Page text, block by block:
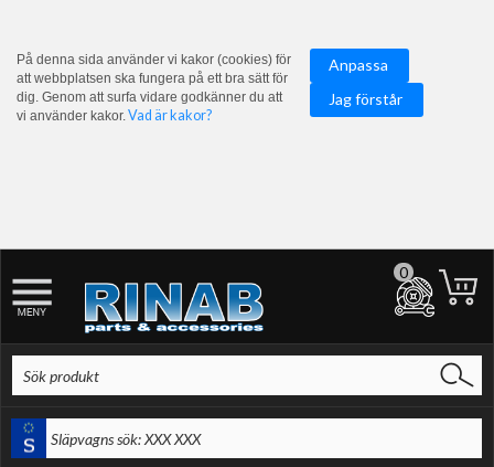
På denna sida använder vi kakor (cookies) för
att webbplatsen ska fungera på ett bra sätt för
dig. Genom att surfa vidare godkänner du att
vi använder kakor.Vad är kakor?
Anpassa
Jag förstår
0